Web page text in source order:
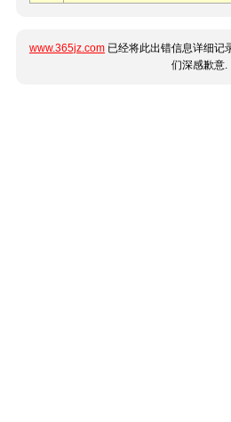
www.365jz.com 已经将此出错信息详细记
们深感歉意.